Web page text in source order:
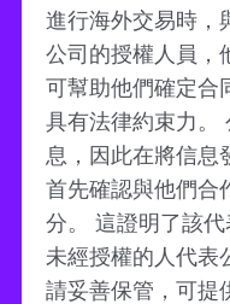
進行海外交易時，
公司的授權人員，
可幫助他們確定合
具有法律約束力。
息，因此在將信息
首先確認與他們合
分。 這證明了該
未經授權的人代表
請妥善保管，可提